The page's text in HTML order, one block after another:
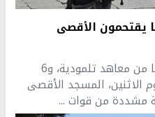
اقتحم 40 مستوطنا، و140 طالبا من معاهد تلمودية، و6
الاثنين، المسجد الأقصى
مشددة من قوات ...